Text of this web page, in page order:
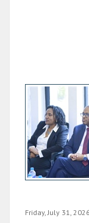
Friday, July 31, 2026